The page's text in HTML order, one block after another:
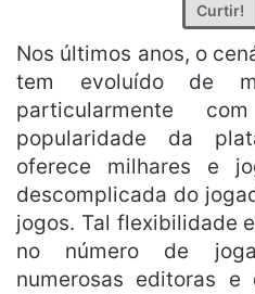
Curtir!
Nos últimos anos, o
tem evoluído de
particularmente
popularidade da
oferece milhares e
descomplicada do
jogos. Tal flexibilidade
no número de
numerosas editoras e